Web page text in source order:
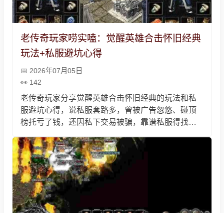
老传奇玩家唠实嗑：觉醒英雄合击怀旧经典
玩法+私服避坑心得
2026年07月05日
142
老传奇玩家分享觉醒英雄合击怀旧经典的玩法和私
服避坑心得，说私服套路多，曾被广告忽悠、碰顶
榜托亏了钱，还因私下交易被骗，靠谱私服得找老
满火龙之心，别急功近利，跟兄弟抱团玩，才能找
回当年的热血情怀。